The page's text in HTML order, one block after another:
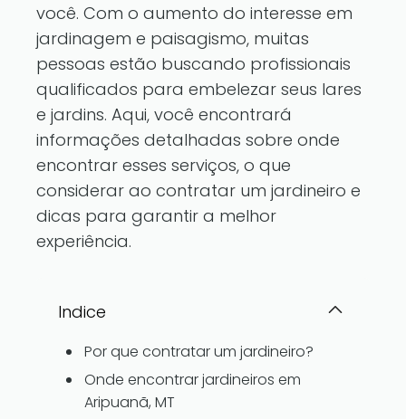
você. Com o aumento do interesse em
jardinagem e paisagismo, muitas
pessoas estão buscando profissionais
qualificados para embelezar seus lares
e jardins. Aqui, você encontrará
informações detalhadas sobre onde
encontrar esses serviços, o que
considerar ao contratar um jardineiro e
dicas para garantir a melhor
experiência.
Indice
Por que contratar um jardineiro?
Onde encontrar jardineiros em
Aripuanã, MT